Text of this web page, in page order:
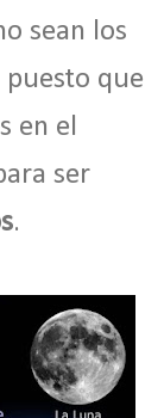
sean los
puesto que
en el
ser
.